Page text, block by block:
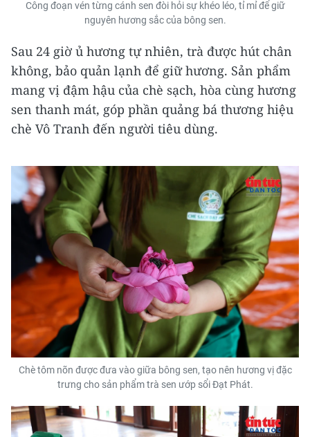
Công đoạn vén từng cánh sen đòi hỏi sự khéo léo, tỉ mỉ để giữ
nguyên hương sắc của bông sen.
Sau 24 giờ ủ hương tự nhiên, trà được hút chân
không, bảo quản lạnh để giữ hương. Sản phẩm
mang vị đậm hậu của chè sạch, hòa cùng hương
sen thanh mát, góp phần quảng bá thương hiệu
chè Vô Tranh đến người tiêu dùng.
Chè tôm nõn được đưa vào giữa bông sen, tạo nên hương vị đặc
trưng cho sản phẩm trà sen ướp sổi Đạt Phát.